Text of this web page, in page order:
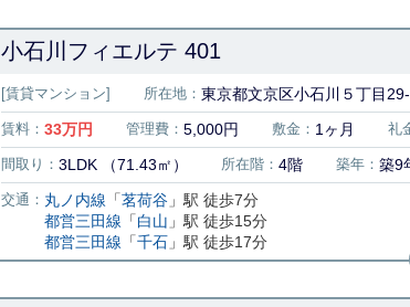
小石川フィエルテ 401
[賃貸マンション] 所在地： 東京都文京区小石川５丁目
賃料： 33万円 管理費： 5,000円 敷金： 1ヶ月 礼
間取り： 3LDK （71.43㎡） 所在階： 4階 築年： 築9
交通： 丸ノ内線 「茗荷谷 」駅 徒歩7分
都営三田線 「白山 」駅 徒歩15分
都営三田線 「千石 」駅 徒歩17分